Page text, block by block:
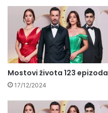
Mostovi života 123 epizoda
17/12/2024